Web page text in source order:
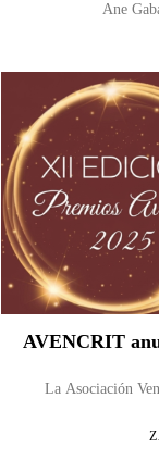
Ane
AVENCRIT
La Asociación